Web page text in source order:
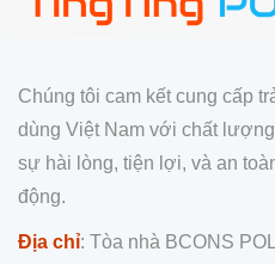
Chúng tôi cam kết cung cấp
dùng Việt Nam với chất
sự hài lòng, tiện lợi, và an
động.
Địa chỉ: Tòa nhà BCONS